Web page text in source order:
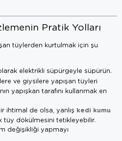
Pratik Yolları
tüylerden kurtulmak için şu
elektrikli süpürgeyle süpürün.
ve giysilere yapışan tüyleri
yapışkan tarafını kullanmak en
ihtimal de olsa, yanlış kedi kumu
tüy dökülmesini tetikleyebilir.
değişikliği yapmayı